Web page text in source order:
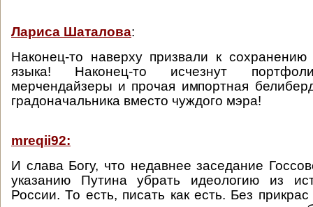
Лариса Шаталова:
Наконец-то наверху призвали к сохранению
языка! Наконец-то исчезнут
мерчендайзеры и прочая импортная
градоначальника вместо чуждого мэра!
mreqii92:
И слава Богу, что недавнее заседание
указанию Путина убрать идеологию из
России. То есть, писать как есть. Без